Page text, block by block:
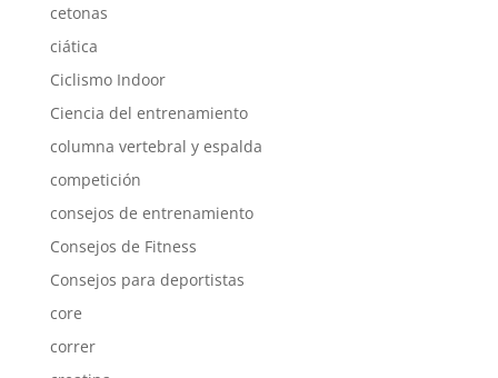
cetonas
ciática
Ciclismo Indoor
Ciencia del entrenamiento
columna vertebral y espalda
competición
consejos de entrenamiento
Consejos de Fitness
Consejos para deportistas
core
correr